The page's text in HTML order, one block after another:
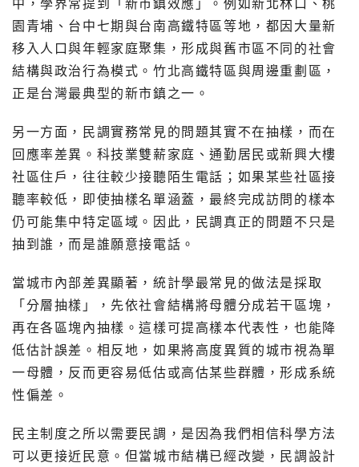
中，學界常提到「新市鎮效應」。例如新北林口、桃
園青埔、台中七期與台南高鐵特區等地，都因大量新
移入人口與年輕家庭聚集，形成與舊市區不同的社會
結構與政治行為模式。竹北高鐵特區與周邊重劃區，
正是台灣最典型的新市鎮之一。
另一方面，民調實務常見的問題其實不在抽樣，而在
回應率差異。科技業雙薪家庭、通勤居民或新興大樓
社區住戶，往往較少接聽陌生電話；如果某些社區接
聽率較低，即使抽樣名單涵蓋，最終完成訪問的樣本
仍可能集中特定區域。因此，民調真正的問題不只是
抽到誰，而是誰願意接電話。
當城市內部差異顯著，統計學最常見的做法是採取
「分層抽樣」，先依社會結構將母體分成若干區塊，
再在各區塊內抽樣。這樣可提高樣本代表性，也能降
低估計誤差。相反地，如果將高度異質的城市視為單
一母體，反而更容易低估或高估某些群體，形成系統
性偏差。
民主制度之所以需要民調，是因為我們相信科學方法
可以更接近民意。但當城市結構已經改變，民調設計